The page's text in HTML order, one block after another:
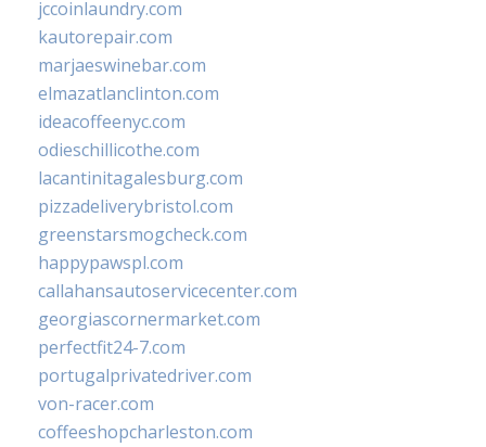
jccoinlaundry.com
kautorepair.com
marjaeswinebar.com
elmazatlanclinton.com
ideacoffeenyc.com
odieschillicothe.com
lacantinitagalesburg.com
pizzadeliverybristol.com
greenstarsmogcheck.com
happypawspl.com
callahansautoservicecenter.com
georgiascornermarket.com
perfectfit24-7.com
portugalprivatedriver.com
von-racer.com
coffeeshopcharleston.com